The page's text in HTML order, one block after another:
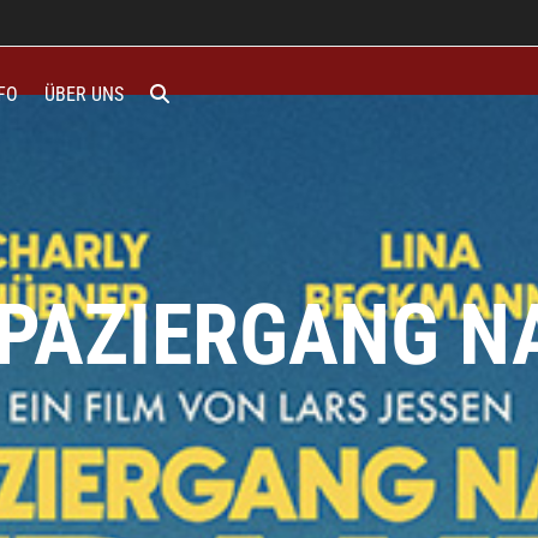
ÜBER UNS